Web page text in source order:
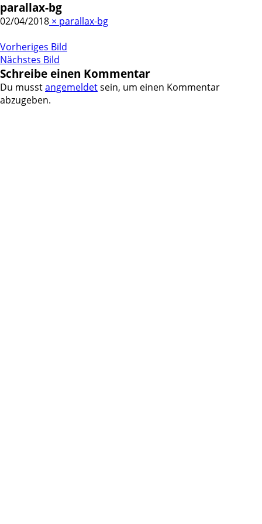
parallax-bg
02/04/2018 × parallax-bg
Vorheriges Bild
Nächstes Bild
Schreibe einen Kommentar
Du musstangemeldetsein, um einen Kommentar
abzugeben.